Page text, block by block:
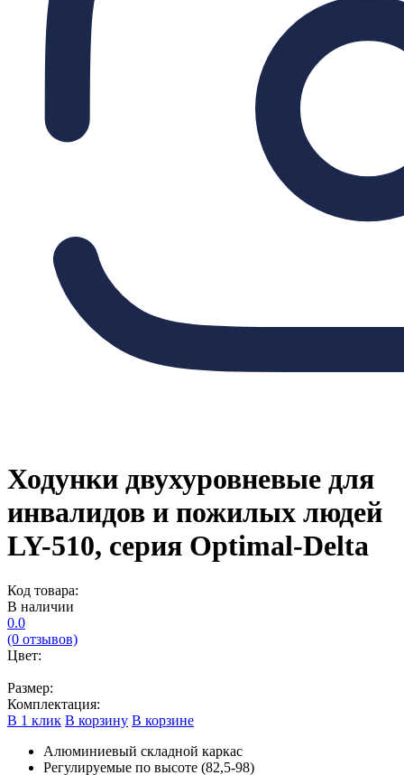
Ходунки двухуровневые для
инвалидов и пожилых людей
LY-510, серия Optimal-Delta
Код товара:
В наличии
0.0
(0 отзывов)
Цвет:
Размер:
Комплектация:
В 1 клик В корзину В корзине
Алюминиевый складной каркас
Регулируемые по высоте (82,5-98)